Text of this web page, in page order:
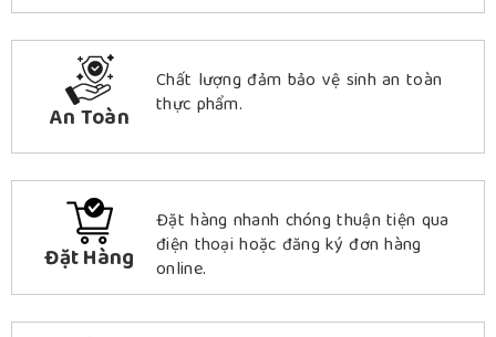
An Toàn
Chất lượng đảm bảo vệ sinh an toàn
thực phẩm.
Đặt Hàng
Đặt hàng nhanh chóng thuận tiện qua
điện thoại hoặc đăng ký đơn hàng
online.